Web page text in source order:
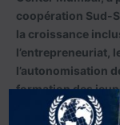
coopération Sud-
la croissance
l’entrepreneuriat,
l’autonomisation
formation des
dialogue Sud-Sud